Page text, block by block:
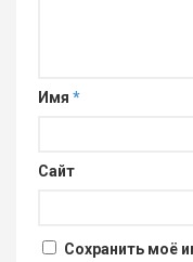
Имя *
Сайт
Сохранить моё